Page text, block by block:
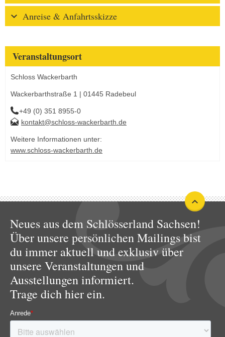
Anreise & Anfahrtsskizze
Veranstaltungsort
Schloss Wackerbarth
Wackerbarthstraße 1 | 01445 Radebeul
+49 (0) 351 8955-0
kontakt@schloss-wackerbarth.de
Weitere Informationen unter:
www.schloss-wackerbarth.de
Neues aus dem Schlösserland Sachsen!
Über unsere persönlichen Mailings bist
du immer aktuell und exklusiv über
unsere Veranstaltungen und
Ausstellungen informiert.
Trage dich hier ein.